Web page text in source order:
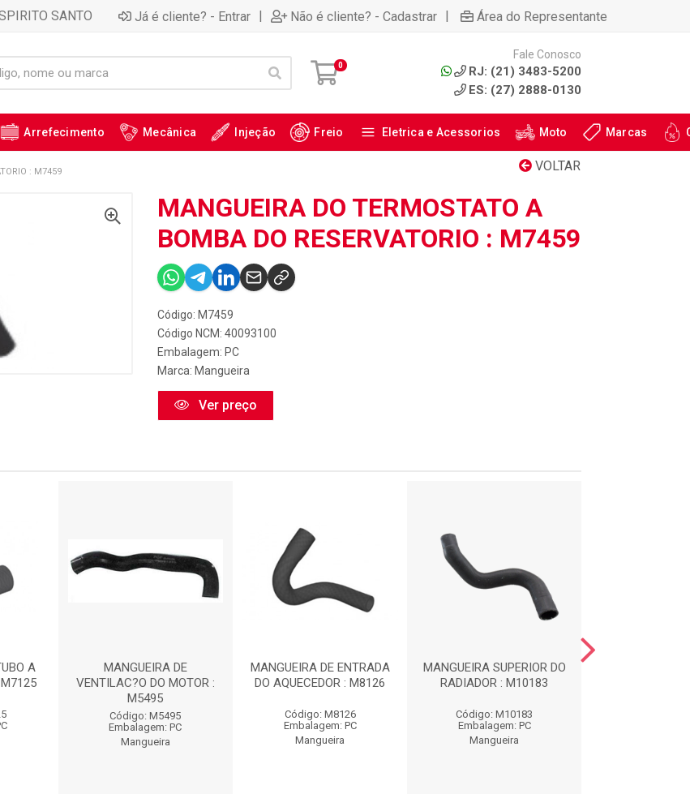
SANTO Já é cliente? - Entrar | Não é cliente? - Cadastrar | Área do Representante
0
Fale Conosco
RJ: (21) 3483-5200
ES: (27) 2888-0130
Arrefecimento Mecânica Injeção Freio Eletrica e Acessorios Moto Marcas
VOLTAR
: M7459
MANGUEIRA DO TERMOSTATO A
BOMBA DO RESERVATORIO : M7459
Código: M7459
Código NCM: 40093100
Embalagem: PC
Marca: Mangueira
Ver preço
A
MANGUEIRA DE
VENTILAC?O DO MOTOR :
M5495
Código: M5495
Embalagem: PC
Mangueira
MANGUEIRA DE ENTRADA
DO AQUECEDOR : M8126
Código: M8126
Embalagem: PC
Mangueira
MANGUEIRA SUPERIOR DO
RADIADOR : M10183
Código: M10183
Embalagem: PC
Mangueira